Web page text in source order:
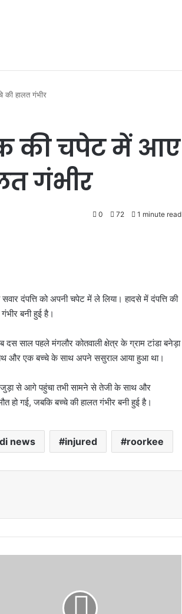
की हालत गंभीर
की चपेट में आए
गंभीर
0 72 1 minute read
दंपत्ति को अपनी चपेट में ले लिया। हादसे में दंपत्ति की
बनी हुई है।
दस साल पहले मंगलौर कोतवाली क्षेत्र के ग्राम टांडा बनेड़ा
और एक बच्चे के साथ अपने ससुराल आया हुआ था।
जुड़ा से आगे पहुंचा तभी सामने से तेजी के साथ और
हो गई, जबकि बच्चे की हालत गंभीर बनी हुई है।
news injured roorkee